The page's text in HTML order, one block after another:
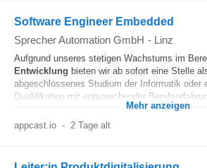
Software Engineer Embedded
Sprecher Automation GmbH - Linz
Aufgrund unseres stetigen Wachstums im
Entwicklung bieten wir ab sofort eine Stelle
abgeschlossenes Studium der Informatik oder
Qualifikation mit entsprechender
Mehr anzeigen
appcast.io - 2 Tage alt